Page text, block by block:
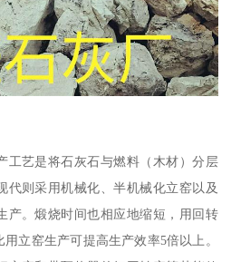
艺是将石灰石与燃料（木材）分层
代则采用机械化、半机械化立窑以及
产。煅烧时间也相应地缩短，用回转
立窑生产可提高生产效率5倍以上。